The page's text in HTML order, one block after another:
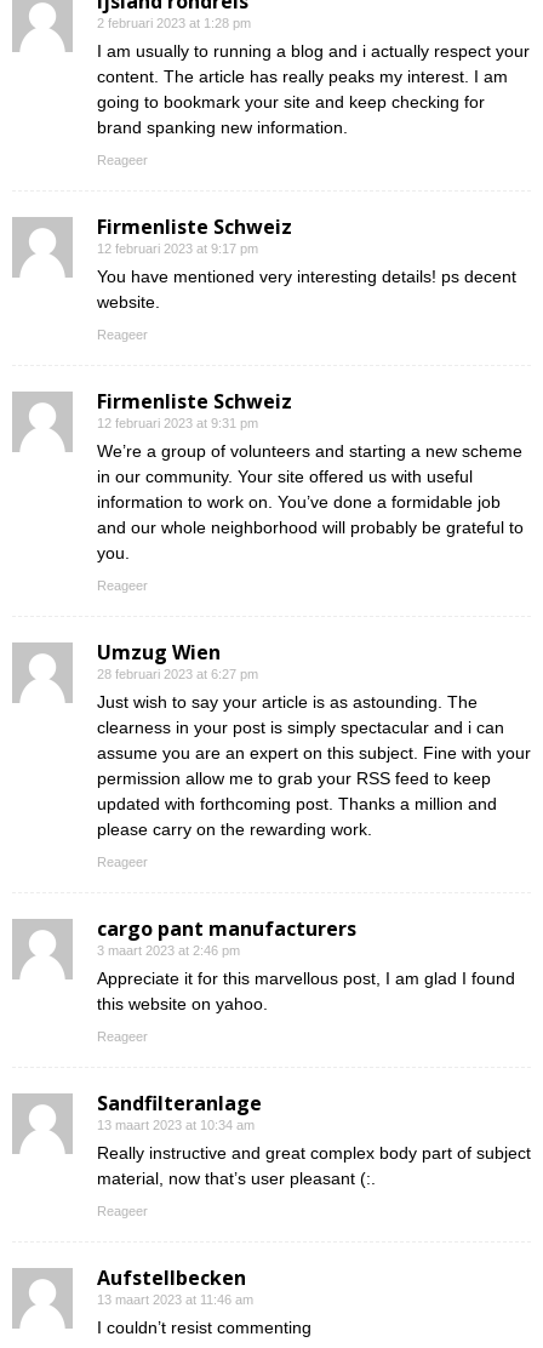
2 februari 2023 at 1:28 pm
I am usually to running a blog and i actually respect your
content. The article has really peaks my interest. I am
going to bookmark your site and keep checking for
brand spanking new information.
Reageer
Firmenliste Schweiz
12 februari 2023 at 9:17 pm
You have mentioned very interesting details! ps decent
website.
Reageer
Firmenliste Schweiz
12 februari 2023 at 9:31 pm
We’re a group of volunteers and starting a new scheme
in our community. Your site offered us with useful
information to work on. You’ve done a formidable job
and our whole neighborhood will probably be grateful to
you.
Reageer
Umzug Wien
28 februari 2023 at 6:27 pm
Just wish to say your article is as astounding. The
clearness in your post is simply spectacular and i can
assume you are an expert on this subject. Fine with your
permission allow me to grab your RSS feed to keep
updated with forthcoming post. Thanks a million and
please carry on the rewarding work.
Reageer
cargo pant manufacturers
3 maart 2023 at 2:46 pm
Appreciate it for this marvellous post, I am glad I found
this website on yahoo.
Reageer
Sandfilteranlage
13 maart 2023 at 10:34 am
Really instructive and great complex body part of subject
material, now that’s user pleasant (:.
Reageer
Aufstellbecken
13 maart 2023 at 11:46 am
I couldn’t resist commenting